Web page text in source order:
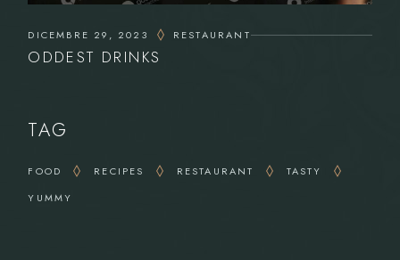
DICEMBRE 29, 2023 RESTAURANT
ODDEST DRINKS
TAG
FOOD RECIPES RESTAURANT
TASTY
YUMMY